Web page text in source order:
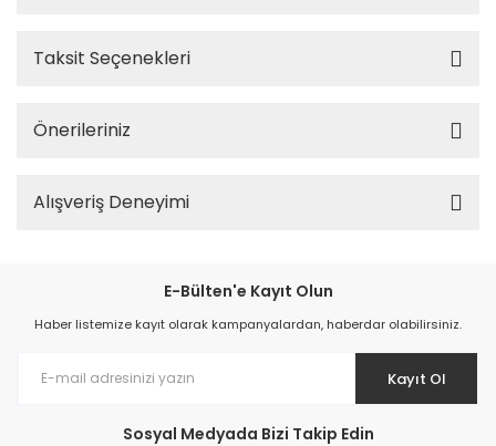
Taksit Seçenekleri
Önerileriniz
Alışveriş Deneyimi
E-Bülten'e Kayıt Olun
Haber listemize kayıt olarak kampanyalardan, haberdar olabilirsiniz.
Kayıt Ol
Sosyal Medyada Bizi Takip Edin